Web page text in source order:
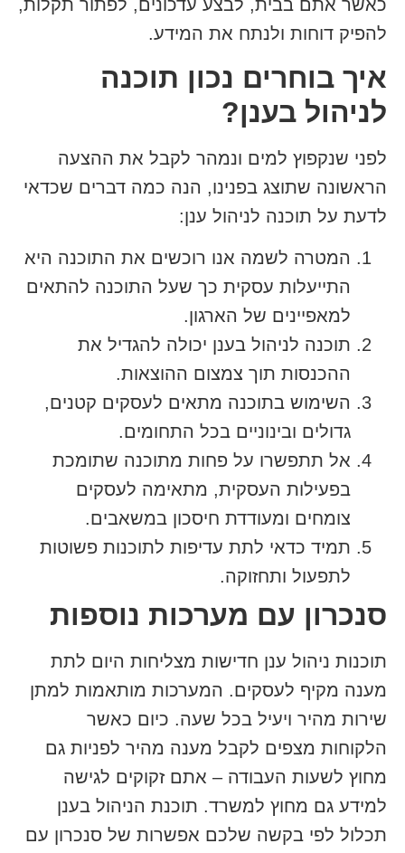
כאשר אתם בבית, לבצע עדכונים, לפתור תקלות,
להפיק דוחות ולנתח את המידע.
איך בוחרים נכון תוכנה
לניהול בענן?
לפני שנקפוץ למים ונמהר לקבל את ההצעה
הראשונה שתוצג בפנינו, הנה כמה דברים שכדאי
לדעת על תוכנה לניהול ענן:
המטרה לשמה אנו רוכשים את התוכנה היא
התייעלות עסקית כך שעל התוכנה להתאים
למאפיינים של הארגון.
תוכנה לניהול בענן יכולה להגדיל את
ההכנסות תוך צמצום ההוצאות.
השימוש בתוכנה מתאים לעסקים קטנים,
גדולים ובינוניים בכל התחומים.
אל תתפשרו על פחות מתוכנה שתומכת
בפעילות העסקית, מתאימה לעסקים
צומחים ומעודדת חיסכון במשאבים.
תמיד כדאי לתת עדיפות לתוכנות פשוטות
לתפעול ותחזוקה.
סנכרון עם מערכות נוספות
תוכנות ניהול ענן חדישות מצליחות היום לתת
מענה מקיף לעסקים. המערכות מותאמות למתן
שירות מהיר ויעיל בכל שעה. כיום כאשר
הלקוחות מצפים לקבל מענה מהיר לפניות גם
מחוץ לשעות העבודה – אתם זקוקים לגישה
למידע גם מחוץ למשרד. תוכנת הניהול בענן
תכלול לפי בקשה שלכם אפשרות של סנכרון עם